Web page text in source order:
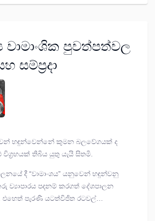
වාමාංශික පුවත්පත්වල
සම්ප්‍රදා
හඳුන්වෙන්නේ කුමන බලවේගයක් ද
තිබිය යුතු යැයි සිතමි.
දී “වාමාංශය” යනුවෙන් හඳුන්වනු
පදනම් කරගත් දේශපාලන
එහෙත් පැරණි යටත්විජිත රටවල්